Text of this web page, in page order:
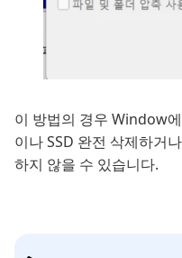
이 방법의 경우 Window
이나 SSD 완전 삭제하거
하지 않을 수 있습니다.